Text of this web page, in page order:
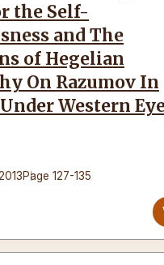
the Self-
and The
of Hegelian
On Razumov In
Under Western
Page 127-135